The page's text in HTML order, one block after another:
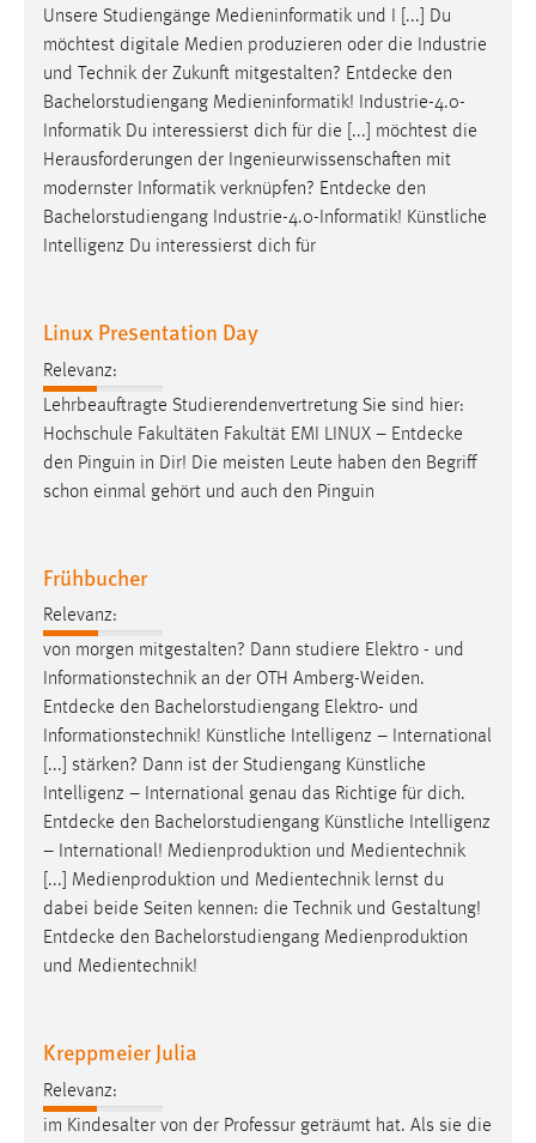
Unsere Studiengänge Medieninformatik und I [...] Du
möchtest digitale Medien produzieren oder die Industrie
und Technik der Zukunft mitgestalten? Entdecke den
Bachelorstudiengang Medieninformatik! Industrie-4.0-
Informatik Du interessierst dich für die [...] möchtest die
Herausforderungen der Ingenieurwissenschaften mit
modernster Informatik verknüpfen? Entdecke den
Bachelorstudiengang Industrie-4.0-Informatik! Künstliche
Intelligenz Du interessierst dich für
Linux Presentation Day
Relevanz:
Lehrbeauftragte Studierendenvertretung Sie sind hier:
Hochschule Fakultäten Fakultät EMI LINUX – Entdecke
den Pinguin in Dir! Die meisten Leute haben den Begriff
schon einmal gehört und auch den Pinguin
Frühbucher
Relevanz:
von morgen mitgestalten? Dann studiere Elektro - und
Informationstechnik an der OTH Amberg-Weiden.
Entdecke den Bachelorstudiengang Elektro- und
Informationstechnik! Künstliche Intelligenz – International
[...] stärken? Dann ist der Studiengang Künstliche
Intelligenz – International genau das Richtige für dich.
Entdecke den Bachelorstudiengang Künstliche Intelligenz
– International! Medienproduktion und Medientechnik
[...] Medienproduktion und Medientechnik lernst du
dabei beide Seiten kennen: die Technik und Gestaltung!
Entdecke den Bachelorstudiengang Medienproduktion
und Medientechnik!
Kreppmeier Julia
Relevanz:
im Kindesalter von der Professur geträumt hat. Als sie die